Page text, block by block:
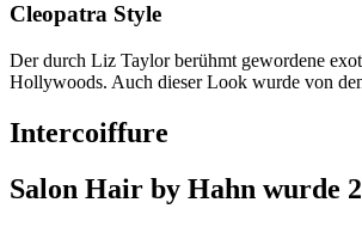
Cleopatra Style
Der durch Liz Taylor berühmt gewordene
Hollywoods. Auch dieser Look wurde von
Intercoiffure
Salon Hair by Hahn wurde